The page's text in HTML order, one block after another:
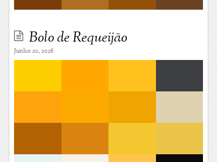
Bolo de Requeijão
Junho 20, 2026